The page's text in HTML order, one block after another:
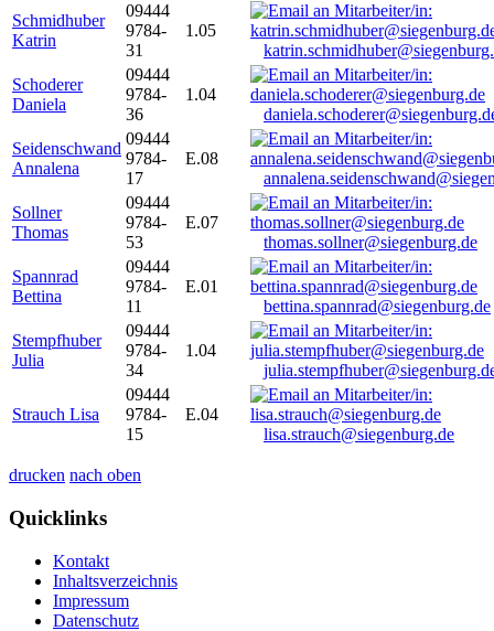
Schmidhuber
Katrin
09444
9784-
31
1.05
Schoderer
Daniela
09444
9784-
36
1.04
Seidenschwand
Annalena
09444
9784-
17
E.08
Sollner
Thomas
09444
9784-
53
E.07
thomas.sollner@siegenburg.de
Spannrad
Bettina
09444
9784-
11
E.01
bettina.spannrad@siegenburg.de
Stempfhuber
Julia
09444
9784-
34
1.04
Strauch Lisa
09444
9784-
15
E.04
lisa.strauch@siegenburg.de
drucken nach oben
Quicklinks
Kontakt
Inhaltsverzeichnis
Impressum
Datenschutz